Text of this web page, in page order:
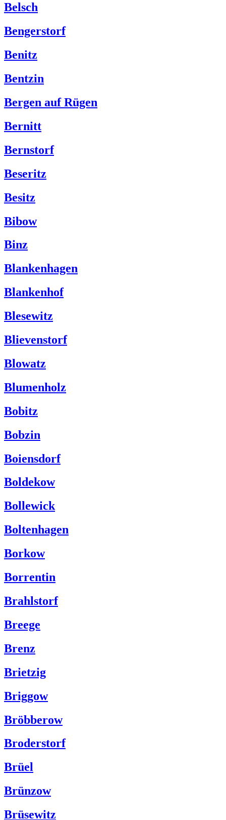
Belsch
Bengerstorf
Benitz
Bentzin
Bergen auf Rügen
Bernitt
Bernstorf
Beseritz
Besitz
Bibow
Binz
Blankenhagen
Blankenhof
Blesewitz
Blievenstorf
Blowatz
Blumenholz
Bobitz
Bobzin
Boiensdorf
Boldekow
Bollewick
Boltenhagen
Borkow
Borrentin
Brahlstorf
Breege
Brenz
Brietzig
Briggow
Bröbberow
Broderstorf
Brüel
Brünzow
Brüsewitz